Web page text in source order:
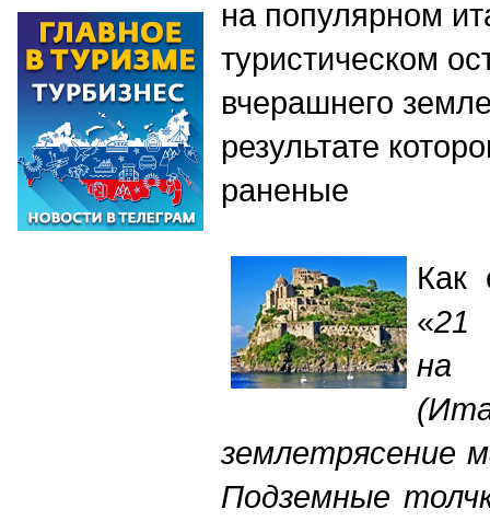
на популярном
туристическом
вчерашнего
результате
раненые
Как
«21
на
землетрясение
Подземные